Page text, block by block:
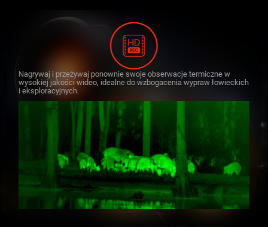
Nagrywaj i przeżywaj ponownie swoje obserwacje termiczne w
wysokiej jakości wideo, idealne do wzbogacenia wypraw łowieckich
i eksploracyjnych.